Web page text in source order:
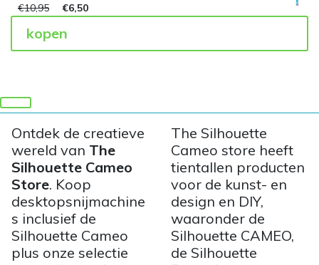
€10,95 €6,50
kopen
Ontdek de creatieve
wereld van The
Silhouette Cameo
Store. Koop
desktopsnijmachine
s inclusief de
Silhouette Cameo
plus onze selectie
The Silhouette
Cameo store heeft
tientallen producten
voor de kunst- en
design en DIY,
waaronder de
Silhouette CAMEO,
de Silhouette